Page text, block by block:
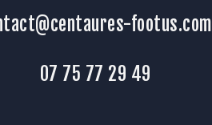
footus.com
07 75 77 29 49